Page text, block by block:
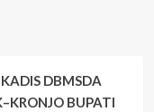
DBMSDA
BUPATI